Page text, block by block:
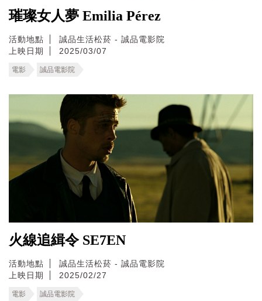
璀璨女人夢 Emilia Pérez
活動地點
誠品生活松菸 - 誠品電影院
上映日期
2025/03/07
電影 誠品電影院
火線追緝令 SE7EN
活動地點
誠品生活松菸 - 誠品電影院
上映日期
2025/02/27
電影 誠品電影院